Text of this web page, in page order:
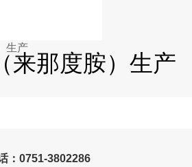
生产
来那度胺）生产
：0751-3802286